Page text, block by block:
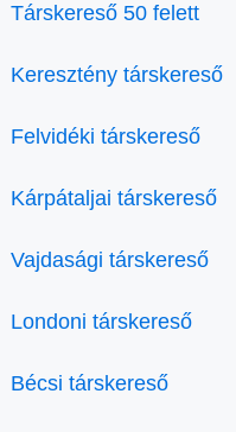
Társkereső 50 felett
Keresztény társkereső
Felvidéki társkereső
Kárpátaljai társkereső
Vajdasági társkereső
Londoni társkereső
Bécsi társkereső